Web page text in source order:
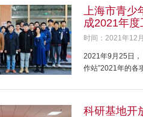
上海市青
成2021年度
时间：2021年12
2021年9月25日，
作站”2021年的各
科研基地开